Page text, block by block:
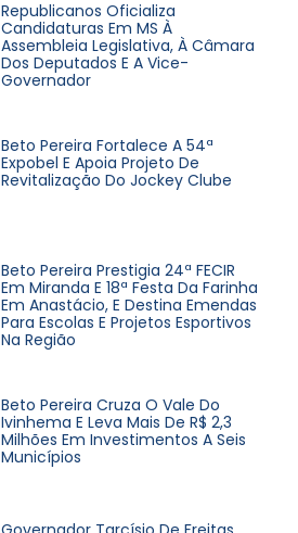
Republicanos Oficializa
Candidaturas Em MS À
Assembleia Legislativa, À Câmara
Dos Deputados E A Vice-
Governador
Beto Pereira Fortalece A 54ª
Expobel E Apoia Projeto De
Revitalização Do Jockey Clube
Beto Pereira Prestigia 24ª FECIR
Em Miranda E 18ª Festa Da Farinha
Em Anastácio, E Destina Emendas
Para Escolas E Projetos Esportivos
Na Região
Beto Pereira Cruza O Vale Do
Ivinhema E Leva Mais De R$ 2,3
Milhões Em Investimentos A Seis
Municípios